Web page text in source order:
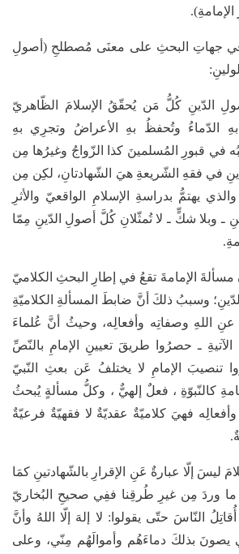
في جهاتِ البحثِ على معنَى مُصطلحِ (أصولِ
الدّينِ كُلُّ مَن يُحقّقُ الإسلامَ الظّاهريّ
بهِ الدّماءُ وتُحفظُ بهِ الأعراضُ وتجرِي بهِ
في قبورِ المُسلمينَ كذا الزّواجُ وغيرُها مِن
في فقهِ الشّريعةِ هيَ الشّهادتانِ، لكِن مِن
يهتمُّ بدراسةِ الإسلامِ الواقعيّ والأثرِ
ـ وبلا شكٍّ ـ لا تُمثّلانِ كُلَّ أصولِ الدّينِ مِمّا
مسألةَ الإمامةَ تقعُ في إطارِ البحثِ الكلاميّ
وسببُ ذلكَ أنَّ ضابطَ المسألةِ الكلاميّةِ
اللهِ وصفاتِه وأفعالِه، وحيثُ أنَّ عُلماءَ
الآتيةِ ـ حصرُوا طريقَ تعيينِ الإمامِ بالنّصِّ
تنصيبَ الإمامِ لا يختلفُ عَن بعثِ النّبيّ
كالنّبوّةِ ، فعلٌ إلهيٌّ ، وكلُّ مسألةٍ يُبحثُ
فهيَ كلاميّةٌ عقديّةٌ لا فقهيّةٌ فرعيّةٌ
ليسَ إلّا عبارةٌ عَنِ الإقرارِ بالشّهادتينِ كمَا
وردَ مِن غيرِ طُرقِنا ففِي صحيحِ البُخاريّ
النّاسَ حتّى يقولوا: لا إلهَ إلّا اللهُ وأنَّ
بذلكَ دماءَهُم وأموالَهُم مِنّي، وعلى